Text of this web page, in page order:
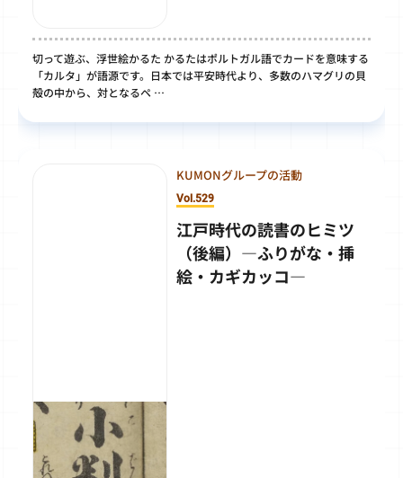
切って遊ぶ、浮世絵かるた かるたはポルトガル語でカードを意味する
「カルタ」が語源です。日本では平安時代より、多数のハマグリの貝
殻の中から、対となるペ …
KUMONグループの活動
Vol.529
江戸時代の読書のヒミツ
（後編）―ふりがな・挿
絵・カギカッコ―